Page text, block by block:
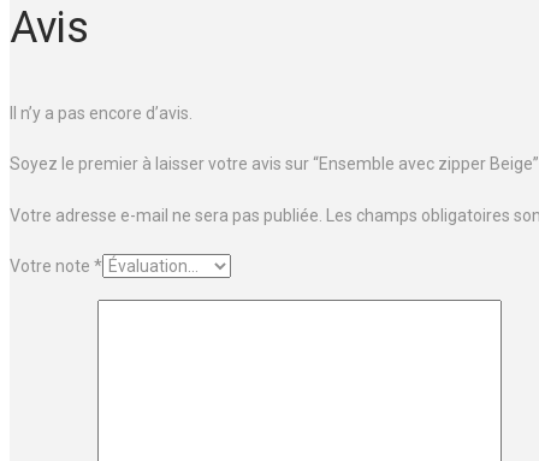
Avis
Il n’y a pas encore d’avis.
Soyez le premier à laisser votre avis sur “Ensemble avec zipper Beige”
Votre adresse e-mail ne sera pas publiée. Les champs obligatoires
Votre note *